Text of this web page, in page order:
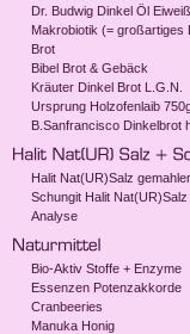
Dr. Budwig Dinkel Öl
Makrobiotik (= großartiges
Brot
Bibel Brot & Gebäck
Kräuter Dinkel Brot L.G.N.
Ursprung Holzofenlaib
B.Sanfrancisco Dinkelbrot
Halit Nat(UR)Salz
Schungit Halit
Analyse
Bio-Aktiv Stoffe + Enzyme
Essenzen Potenzakkorde
Cranbeeries
Manuka Honig